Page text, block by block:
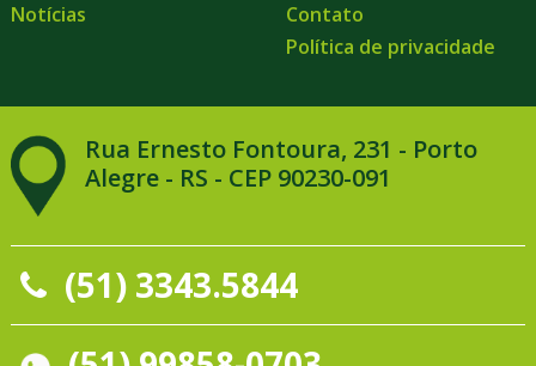
Notícias
Contato
Política de privacidade
Rua Ernesto Fontoura, 231 - Porto
Alegre - RS - CEP 90230-091
(51) 3343.5844